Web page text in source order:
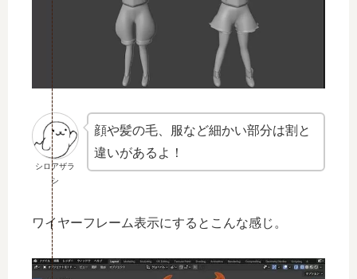
シロアザラ
シ
顔や髪の毛、服など細かい部分は割と
違いがあるよ！
ワイヤーフレーム表示にするとこんな感じ。